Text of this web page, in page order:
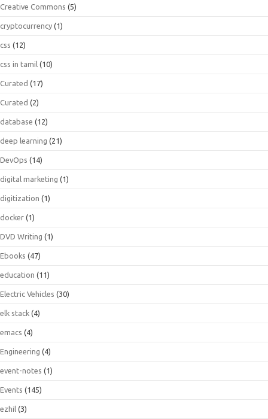
Creative Commons (5)
cryptocurrency (1)
css (12)
css in tamil (10)
Curated (17)
Curated (2)
database (12)
deep learning (21)
DevOps (14)
digital marketing (1)
digitization (1)
docker (1)
DVD Writing (1)
Ebooks (47)
education (11)
Electric Vehicles (30)
elk stack (4)
emacs (4)
Engineering (4)
event-notes (1)
Events (145)
ezhil (3)